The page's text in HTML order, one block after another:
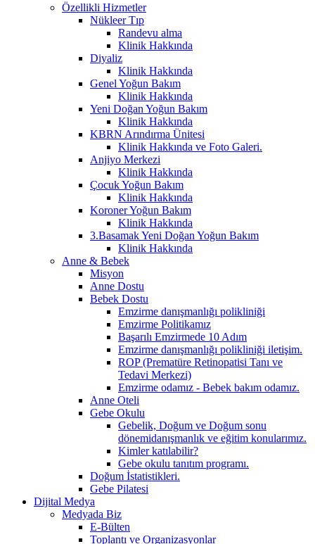
Özellikli Hizmetler
Nükleer Tıp
Randevu alma
Klinik Hakkında
Diyaliz
Klinik Hakkında
Genel Yoğun Bakım
Klinik Hakkında
Yeni Doğan Yoğun Bakım
Klinik Hakkında
KBRN Arındırma Ünitesi
Klinik Hakkında ve Foto Galeri.
Anjiyo Merkezi
Klinik Hakkında
Çocuk Yoğun Bakım
Klinik Hakkında
Koroner Yoğun Bakım
Klinik Hakkında
3.Basamak Yeni Doğan Yoğun Bakım
Klinik Hakkında
Anne & Bebek
Misyon
Anne Dostu
Bebek Dostu
Emzirme danışmanlığı polikliniği
Emzirme Politikamız
Başarılı Emzirmede 10 Adım
Emzirme danışmanlığı polikliniği iletişim.
ROP (Prematüre Retinopatisi Tanı ve
Tedavi Merkezi)
Emzirme odamız - Bebek bakım odamız.
Anne Oteli
Gebe Okulu
Gebelik, Doğum ve Doğum sonu
dönemidanışmanlık ve eğitim konularımız.
Kimler katılabilir?
Gebe okulu tanıtım programı.
Doğum İstatistikleri.
Gebe Pilatesi
Dijital Medya
Medyada Biz
E-Bülten
Toplantı ve Organizasyonlar